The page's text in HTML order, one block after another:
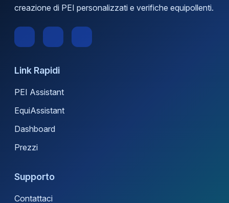
creazione di PEI personalizzati e verifiche equipollenti.
Link Rapidi
PEI Assistant
EquiAssistant
Dashboard
Prezzi
Supporto
Contattaci